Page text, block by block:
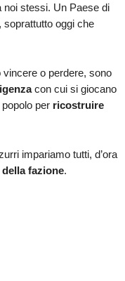
noi stessi. Un Paese di
, soprattutto oggi che
o perdere, sono
con cui si giocano
per ricostruire
impariamo tutti, d’ora
fazione.